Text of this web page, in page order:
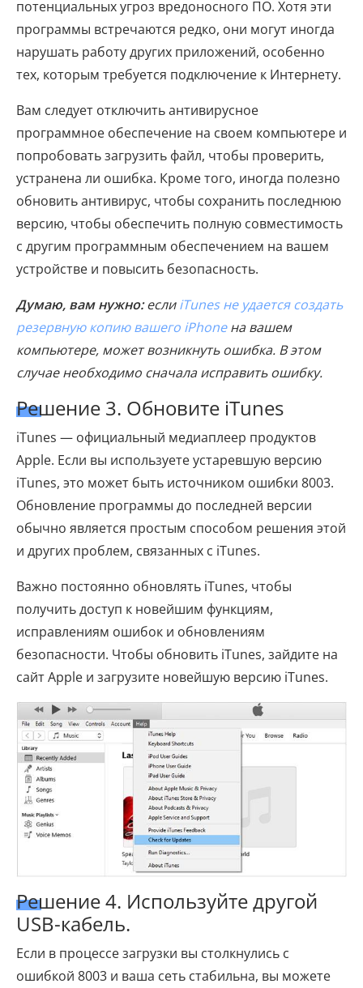
потенциальных угроз вредоносного ПО. Хотя эти
программы встречаются редко, они могут иногда
нарушать работу других приложений, особенно
тех, которым требуется подключение к Интернету.
Вам следует отключить антивирусное
программное обеспечение на своем компьютере и
попробовать загрузить файл, чтобы проверить,
устранена ли ошибка. Кроме того, иногда полезно
обновить антивирус, чтобы сохранить последнюю
версию, чтобы обеспечить полную совместимость
с другим программным обеспечением на вашем
устройстве и повысить безопасность.
Думаю, вам нужно:еслиiTunes не удается создать
резервную копию вашего iPhoneна вашем
компьютере, может возникнуть ошибка. В этом
случае необходимо сначала исправить ошибку.
Решение 3. Обновите iTunes
iTunes — официальный медиаплеер продуктов
Apple. Если вы используете устаревшую версию
iTunes, это может быть источником ошибки 8003.
Обновление программы до последней версии
обычно является простым способом решения этой
и других проблем, связанных с iTunes.
Важно постоянно обновлять iTunes, чтобы
получить доступ к новейшим функциям,
исправлениям ошибок и обновлениям
безопасности. Чтобы обновить iTunes, зайдите на
сайт Apple и загрузите новейшую версию iTunes.
Решение 4. Используйте другой
USB-кабель.
Если в процессе загрузки вы столкнулись с
ошибкой 8003 и ваша сеть стабильна, вы можете